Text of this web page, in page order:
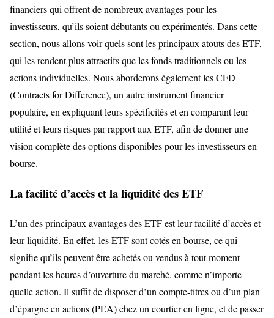
financiers qui offrent de nombreux avantages pour les
investisseurs, qu’ils soient débutants ou expérimentés. Dans cette
section, nous allons voir quels sont les principaux atouts des ETF,
qui les rendent plus attractifs que les fonds traditionnels ou les
actions individuelles. Nous aborderons également les CFD
(Contracts for Difference), un autre instrument financier
populaire, en expliquant leurs spécificités et en comparant leur
utilité et leurs risques par rapport aux ETF, afin de donner une
vision complète des options disponibles pour les investisseurs en
bourse.
La facilité d’accès et la liquidité des ETF
L’un des principaux avantages des ETF est leur facilité d’accès et
leur liquidité. En effet, les ETF sont cotés en bourse, ce qui
signifie qu’ils peuvent être achetés ou vendus à tout moment
pendant les heures d’ouverture du marché, comme n’importe
quelle action. Il suffit de disposer d’un compte-titres ou d’un plan
d’épargne en actions (PEA) chez un courtier en ligne, et de passer